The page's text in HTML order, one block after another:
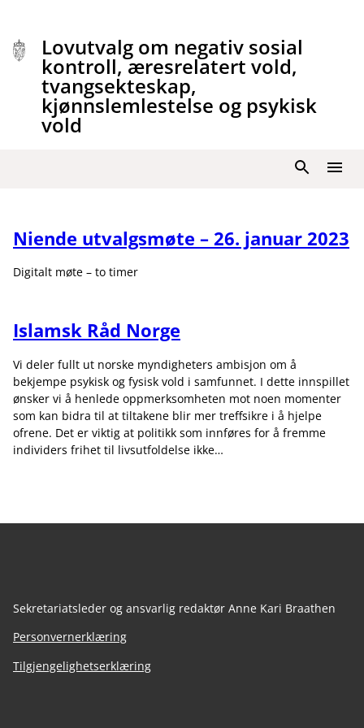
innhold
Lovutvalg om negativ sosial
kontroll, æresrelatert vold,
tvangsekteskap,
kjønnslemlestelse og psykisk
vold
Meny
Søk
Niende utvalgsmøte – 26. januar 2023
Digitalt møte – to timer
Islamsk Råd Norge
Vi deler fullt ut norske myndigheters ambisjon om å
bekjempe psykisk og fysisk vold i samfunnet. I dette innspillet
ønsker vi å henlede oppmerksomheten mot noen momenter
som kan bidra til at tiltakene blir mer treffsikre i å hjelpe
ofrene. Det er viktig at politikk som innføres for å fremme
individers frihet til livsutfoldelse ikke…
Sekretariatsleder og ansvarlig redaktør Anne Kari Braathen
Personvernerklæring
Tilgjengelighetserklæring